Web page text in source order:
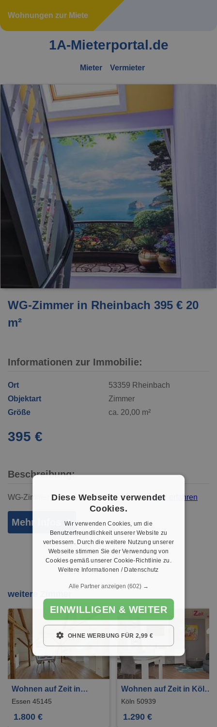
Wohnungen zur Miete
1A-Mieterportal.de
Mieter Vermieter
WG-Zimmer in Rheinbach 395 € 20
m²
Informationen zur Immobilie:
Ort
53359 Rheinbach
Objektart
Zimmer
Größe
ca. 20,00 m²
395 €
Beschreibung:
WG-Zimmer in Rheinbach 395 € 20 m² ...mehr erfahren
Mehr Infos ➜
weitere Zimmer
Wohnen auf Zeit in
Essen 1.800 €
Essen 45145
1.800 €
Wohnen auf Zeit in Köln
1.290 €
Köln 50939
1.290 €
Diese Webseite verwendet
Cookies.
Wir verwenden Cookies, um die
Benutzerfreundlichkeit unserer Website zu
verbessern. Durch die weitere Nutzung unserer
Webseite stimmen Sie der Verwendung von
Cookies gemäß unserer Cookie-Richtlinie zu.
Weitere Informationen / Datenschutz
Alle Partner anzeigen (602) →
EINWILLIGEN & WEITER
OHNE WERBUNG FÜR 2,99 €